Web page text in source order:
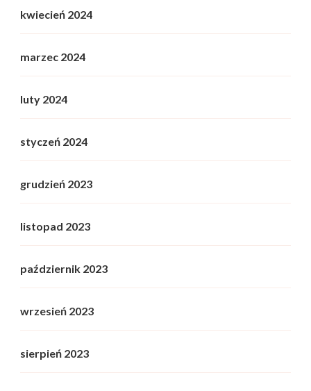
kwiecień 2024
marzec 2024
luty 2024
styczeń 2024
grudzień 2023
listopad 2023
październik 2023
wrzesień 2023
sierpień 2023